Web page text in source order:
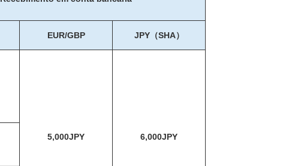
EUR/GBP JPY（SHA）
5,000JPY 6,000JPY